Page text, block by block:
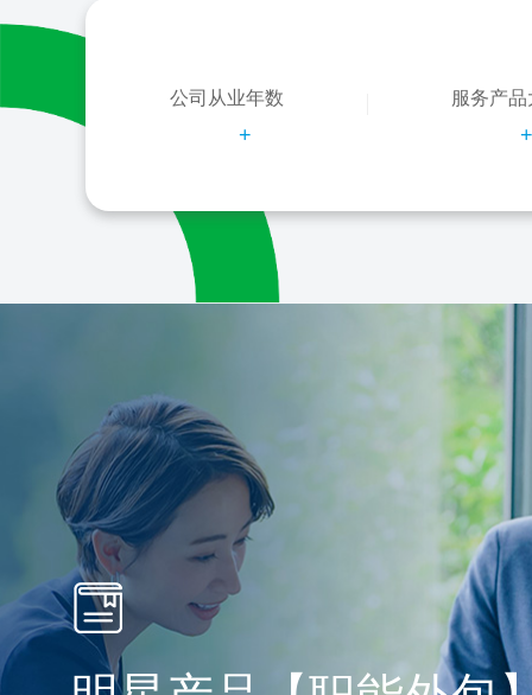
公司从业年数
+
服务产